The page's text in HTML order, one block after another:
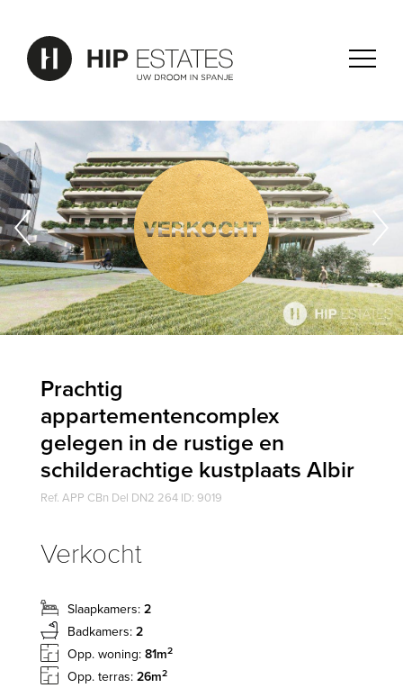
Prachtig
appartementencomplex
gelegen in de rustige en
schilderachtige kustplaats Albir
Ref. APP CBn Del DN2 264 ID: 9019
Verkocht
Slaapkamers: 2
Badkamers: 2
Opp. woning: 81m2
Opp. terras: 26m2